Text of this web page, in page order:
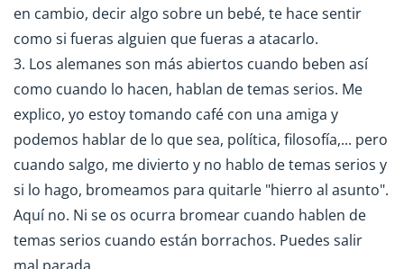
en cambio, decir algo sobre un bebé, te hace sentir
como si fueras alguien que fueras a atacarlo.
3. Los alemanes son más abiertos cuando beben así
como cuando lo hacen, hablan de temas serios. Me
explico, yo estoy tomando café con una amiga y
podemos hablar de lo que sea, política, filosofía,... pero
cuando salgo, me divierto y no hablo de temas serios y
si lo hago, bromeamos para quitarle "hierro al asunto".
Aquí no. Ni se os ocurra bromear cuando hablen de
temas serios cuando están borrachos. Puedes salir